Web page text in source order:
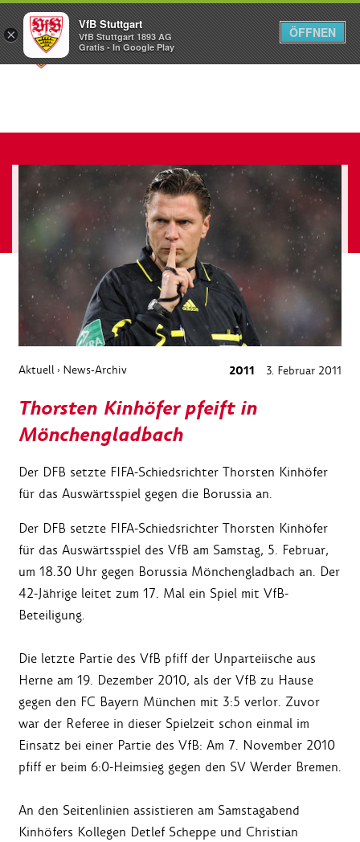
Menü
Aktuell › News-Archiv 2011 3. Februar 2011
Thorsten Kinhöfer pfeift in
Mönchengladbach
Der DFB setzte FIFA-Schiedsrichter Thorsten Kinhöfer
für das Auswärtsspiel gegen die Borussia an.
Der DFB setzte FIFA-Schiedsrichter Thorsten Kinhöfer
für das Auswärtsspiel des VfB am Samstag, 5. Februar,
um 18.30 Uhr gegen Borussia Mönchengladbach an. Der
42-Jährige leitet zum 17. Mal ein Spiel mit VfB-
Beteiligung.
Die letzte Partie des VfB pfiff der Unparteiische aus
Herne am 19. Dezember 2010, als der VfB zu Hause
gegen den FC Bayern München mit 3:5 verlor. Zuvor
war der Referee in dieser Spielzeit schon einmal im
Einsatz bei einer Partie des VfB: Am 7. November 2010
pfiff er beim 6:0-Heimsieg gegen den SV Werder Bremen.
An den Seitenlinien assistieren am Samstagabend
Kinhöfers Kollegen Detlef Scheppe und Christian
×
VfB Stuttgart
VfB Stuttgart 1893 AG
Gratis - In Google Play
ÖFFNEN